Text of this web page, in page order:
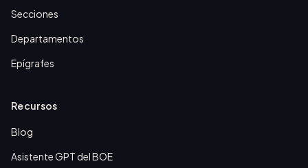
Secciones
Departamentos
Epígrafes
Recursos
Blog
Asistente GPT del BOE